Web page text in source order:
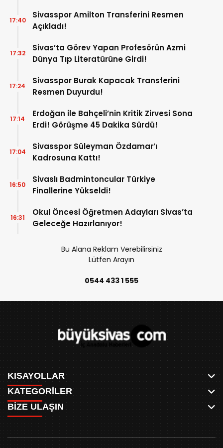
Sivasspor Amilton Transferini Resmen
Açıkladı!
17:40
Sivas’ta Görev Yapan Profesörün Azmi
Dünya Tıp Literatürüne Girdi!
17:32
Sivasspor Burak Kapacak Transferini
Resmen Duyurdu!
17:24
Erdoğan ile Bahçeli’nin Kritik Zirvesi Sona
Erdi! Görüşme 45 Dakika Sürdü!
17:14
Sivasspor Süleyman Özdamar’ı
Kadrosuna Kattı!
17:04
Sivaslı Badmintoncular Türkiye
Finallerine Yükseldi!
16:50
Okul Öncesi Öğretmen Adayları Sivas’ta
Geleceğe Hazırlanıyor!
16:31
Bu Alana Reklam Verebilirsiniz
Lütfen Arayın
0544 433 1 555
KISAYOLLAR
ANASAYFA
AKSU CANLI
MEYDAN CANLI
MEDRESELER CANLI
MERAKÜM CANLI
KATEGORİLER
WHATSAPP
SPOR
SİYASET
BİZE ULAŞIN
0346 221 00 60